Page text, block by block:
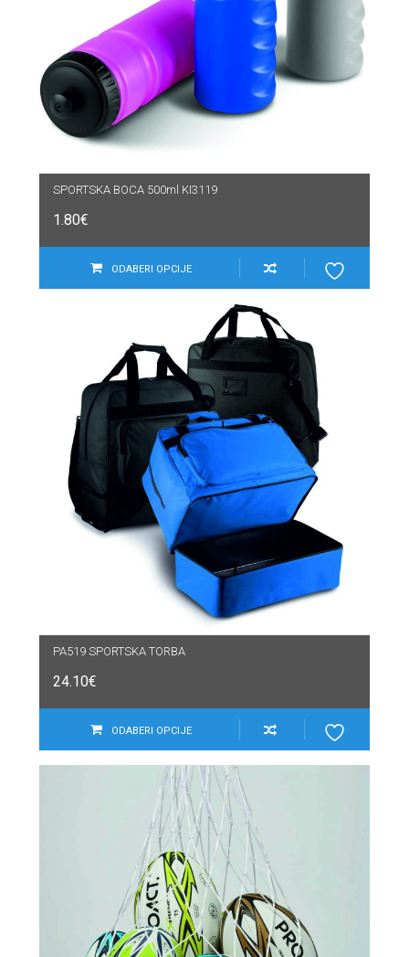
SPORTSKA BOCA 500ml KI3119
1.80€
ODABERI OPCIJE
PA519 SPORTSKA TORBA
24.10€
ODABERI OPCIJE